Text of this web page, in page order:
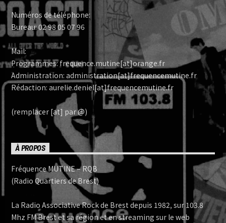
Numéros de téléphone:
Bureau: 02 98 05 07 96
Mail:
Programmes: frequence.mutine[at]orange.fr
Administration: administration[at]frequencemutine.fr
Rédaction: aurelie.deniel[at]frequencemutine.fr
(remplacer [at] par @)
À PROPOS
Fréquence MUTINE – RQB
(Radio Quartiers de Brest)
La Radio Associative Rock de Brest depuis 1982, sur 103.8
Mhz FM Brest et sa région et en streaming sur le web